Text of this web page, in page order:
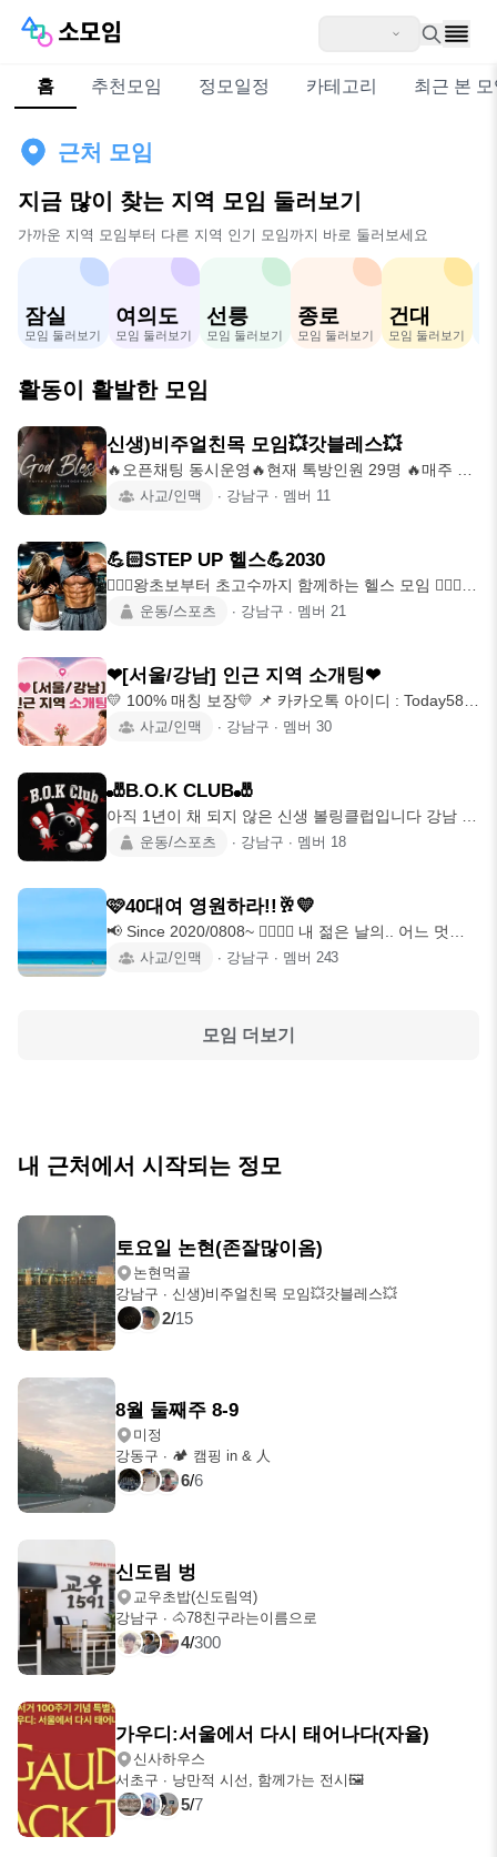
홈 추천모임 정모일정 카테고리 최근 본
근처 모임
지금 많이 찾는 지역 모임 둘러보기
가까운 지역 모임부터 다른 지역 인기 모임까지 바로 둘러보세요
잠실
모임 둘러보기
여의도
모임 둘러보기
선릉
모임 둘러보기
종로
모임 둘러보기
건대
모임 둘러보기
활동이 활발한 모임
신생)비주얼친목 모임💥갓블레스💥
🔥오픈채팅 동시운영🔥현재 톡방인원 29명 🔥매주 벙
🔥신입 대환영 ❗️갓블레스 존잘존예 비
사교/인맥 ∙ 강남구 ∙ 멤버 11
💪🏻STEP UP 헬스💪2030
🏋🏻‍♂️왕초보부터 초고수까지 함께하는 헬스 모임 🏋🏻‍♂️
💪🏻헬스가 처음이어도 부담 없
운동/스포츠 ∙ 강남구 ∙ 멤버 21
❤[서울/강남] 인근 지역 소개팅❤
💛 100% 매칭 보장💛 📌 카카오톡 아이디 : Today58
오늘 소개팅
사교/인맥 ∙ 강남구 ∙ 멤버 30
🎳B.O.K CLUB🎳
아직 1년이 채 되지 않은 신생 볼링클럽입니다 강남 라
인볼링장에서 상주하고 있고 정기전
운동/스포츠 ∙ 강남구 ∙ 멤버 18
🩷40대여 영원하라!!🥂💛
📢 Since 2020/0808~ 👩‍❤️‍💋‍👨 내 젊은 날의.. 어느 멋진
날..~ 사교/인맥 ∙ 강남구 ∙ 멤버 243
모임 더보기
내 근처에서 시작되는 정모
오후 9:00
토요일 논현(존잘많이옴)
논현먹골
강남구 ∙ 신생)비주얼친목 모임💥갓블레스💥
2/15
오후 7:00
8월 둘째주 8-9
미정
강동구 ∙ 🏕 캠핑 in & 人
6/6
오후 6:30
신도림 벙
교우초밥(신도림역)
강남구 ∙ 🐴78친구라는이름으로
4/300
가우디:서울에서 다시 태어나다(자율)
신사하우스
서초구 ∙ 낭만적 시선, 함께가는 전시🖼
5/7